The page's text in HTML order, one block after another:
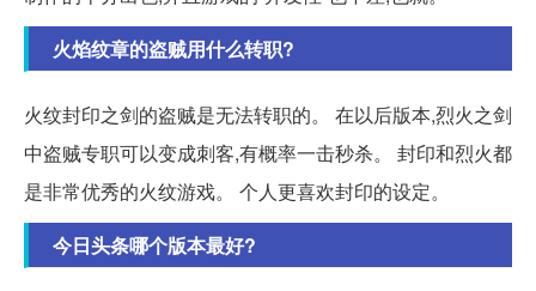
火焰纹章的盗贼用什么转职?
火纹封印之剑的盗贼是无法转职的。 在以后版本,烈火之剑
中盗贼专职可以变成刺客,有概率一击秒杀。 封印和烈火都
是非常优秀的火纹游戏。 个人更喜欢封印的设定。
今日头条哪个版本最好?